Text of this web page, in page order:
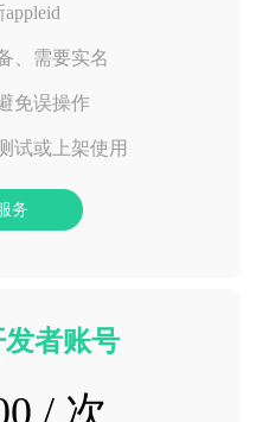
、需要实名
免误操作
试或上架使用
务
者账号
/ 次